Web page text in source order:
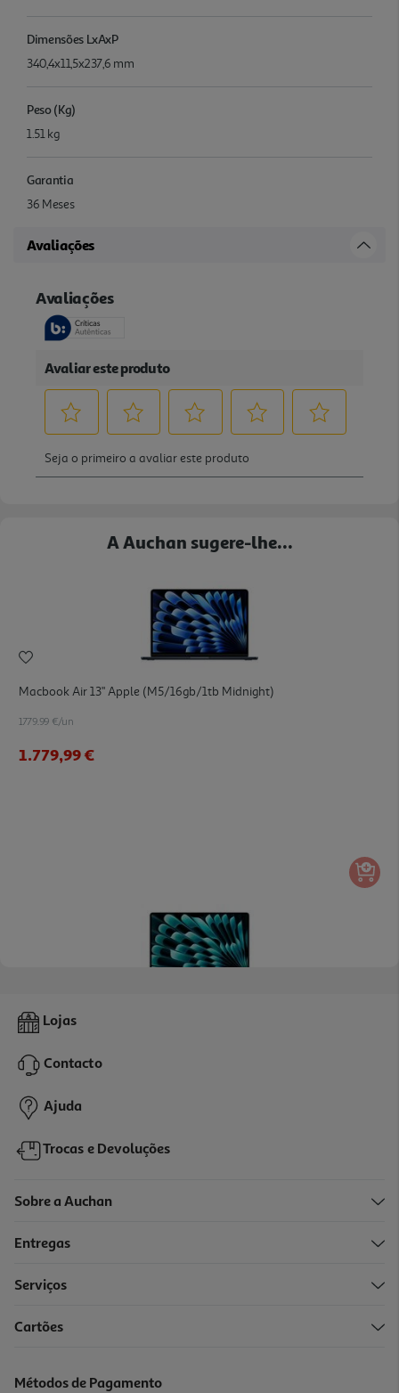
Dimensões LxAxP
340,4x11,5x237,6 mm
Peso (Kg)
1.51 kg
Garantia
36 Meses
Avaliações
A Auchan sugere-lhe...
Macbook Air 13" Apple (m5/16gb/1tb Midnight)
1779.99 €/un
1.779,99 €
Macbook Air 15" Apple (m5/16gb/1tb Silver)
2.079,99 €
Lojas
Contacto
Ajuda
Trocas e Devoluções
Sobre a Auchan
Entregas
Serviços
Cartões
Métodos de Pagamento